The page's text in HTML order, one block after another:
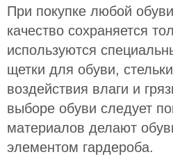
При покупке любой
качество сохраняется
используются
щетки для обуви,
воздействия влаги и
выборе обуви следует
материалов делают
элементом гардероба.